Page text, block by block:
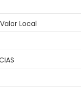
Local